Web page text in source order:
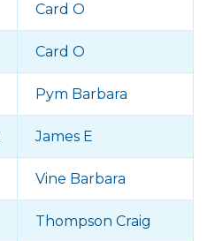
Card O
Card O
Pym Barbara
James E
Vine Barbara
Thompson Craig